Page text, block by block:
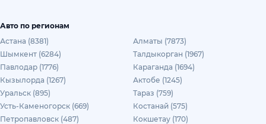
Авто по регионам
Астана (8381)
Алматы (7873)
Шымкент (6284)
Талдыкорган (1967)
Павлодар (1776)
Караганда (1694)
Кызылорда (1267)
Актобе (1245)
Уральск (895)
Тараз (759)
Усть-Каменогорск (669)
Костанай (575)
Петропавловск (487)
Кокшетау (170)